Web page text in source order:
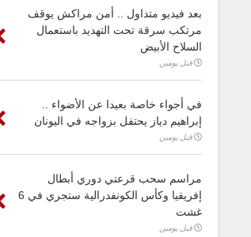
بعد فيديو متداول .. أمن مراكش يوقف
مرتكب سرقة تحت التهديد باستعمال
السلاح الأبيض
قبل يومين
في أجواء خاصة بعيدا عن الأضواء ..
إبراهيم دياز يحتفل بزواجه في اليونان
قبل يومين
مراسم سحب قرعتي دوري أبطال
إفريقيا وكأس الكونفدرالية ستجري في 6
غشت
قبل يومين